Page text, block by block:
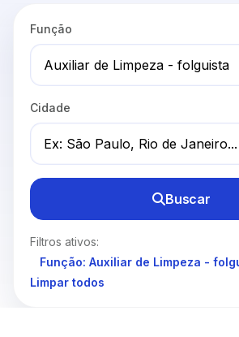
Função
Cidade
Buscar
Filtros ativos:
Função: Auxiliar de Limpeza -
Limpar todos